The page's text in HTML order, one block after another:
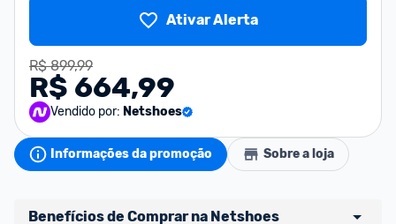
Ativar Alerta
R$ 899,99
R$ 664,99
Vendido por: Netshoes
Informações da promoção Sobre a loja
Benefícios de Comprar na Netshoes